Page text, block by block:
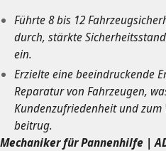
Führte 8 bis 12
durch, stärkte
ein.
Erzielte eine beeindruckende
Reparatur von Fahrzeugen,
Kundenzufriedenheit und
beitrug.
Mechaniker für Pannenhilfe |